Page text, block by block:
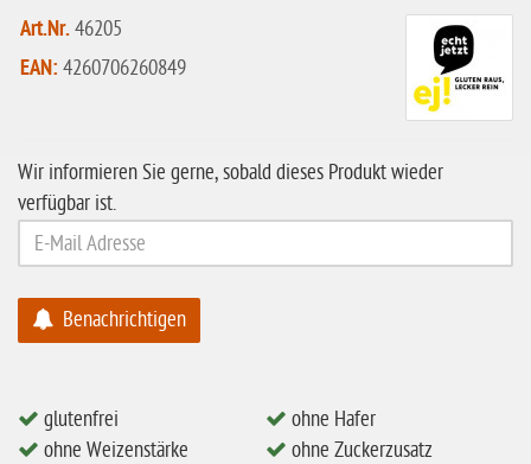
laktosefrei
ohne Hefe
ohne Haselnüsse
Bio
vegan
ohne Erdnüsse
ohne Milch
Art.Nr.46205
EAN: 4260706260849
Wir informieren Sie gerne, sobald dieses Produkt wieder
verfügbar ist.
Benachrichtigen
glutenfrei
ohne Weizenstärke
ohne Hafer
ohne Zuckerzusatz